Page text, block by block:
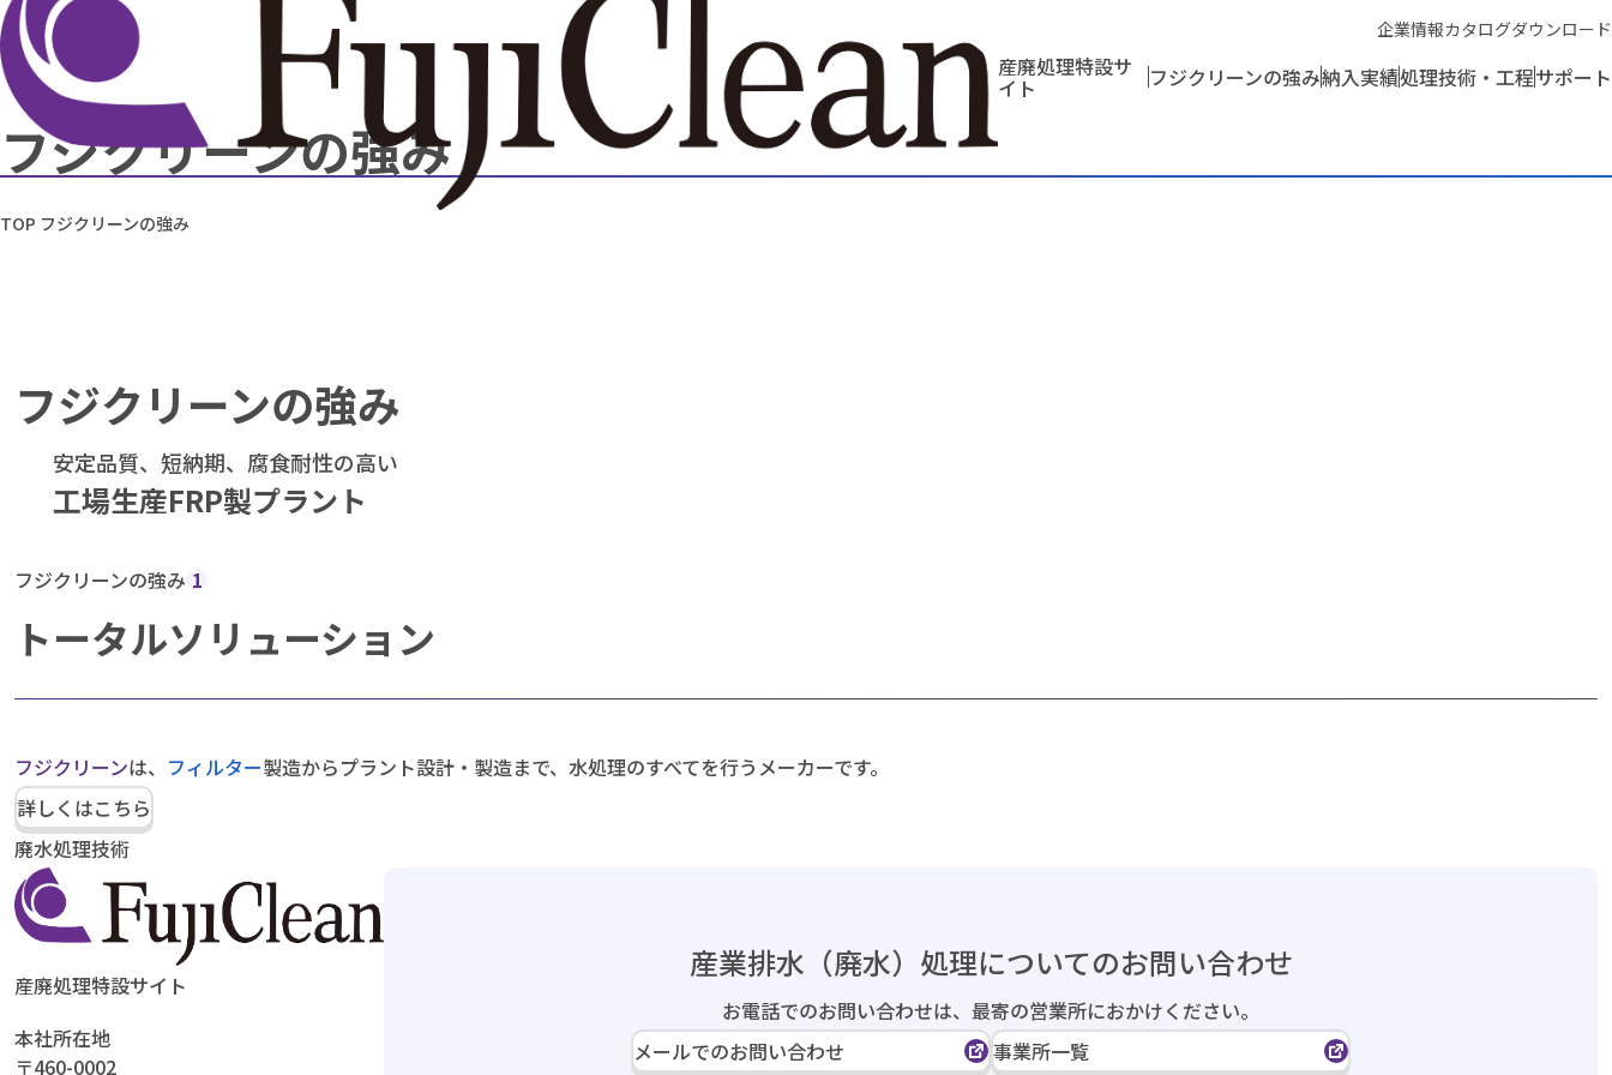
企業情報カタログダウンロード
産廃処理特設サ
イト フジクリーンの強み納入実績処理技術・工程サポート
フジクリーンの強み
TOP フジクリーンの強み
フジクリーンの強み
安定品質、短納期、腐食耐性の高い
工場生産FRP製プラント
フジクリーンの強み 1
トータルソリューション
フジクリーンは、 フィルター製造からプラント設計・製造まで、水処理のすべてを行うメーカーです。
詳しくはこちら
廃水処理技術
産廃処理特設サイト
本社所在地
〒460-0002
産業排水（廃水）処理についてのお問い合わせ
お電話でのお問い合わせは、 最寄の営業所におかけください。
メールでのお問い合わせ
事業所一覧